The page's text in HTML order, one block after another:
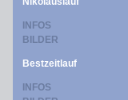
INFOS
BILDER
Bestzeitlauf
INFOS